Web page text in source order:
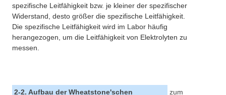
spezifische Leitfähigkeit bzw. je kleiner der spezifischer
Widerstand, desto größer die spezifische Leitfähigkeit.
Die spezifische Leitfähigkeit wird im Labor häufig
herangezogen, um die Leitfähigkeit von Elektrolyten zu
messen.
2-2. Aufbau der Wheatstone'schen
zum